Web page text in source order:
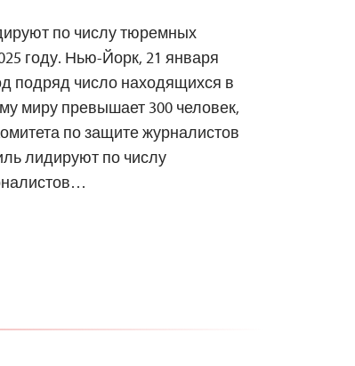
по числу тюремных
году. Нью-Йорк, 21 января
подряд число находящихся в
миру превышает 300 человек,
по защите журналистов
лидируют по числу